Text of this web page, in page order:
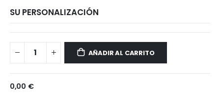
SU PERSONALIZACIÓN
Galaxy
A32/A325
AÑADIR AL CARRITO
0,00 €